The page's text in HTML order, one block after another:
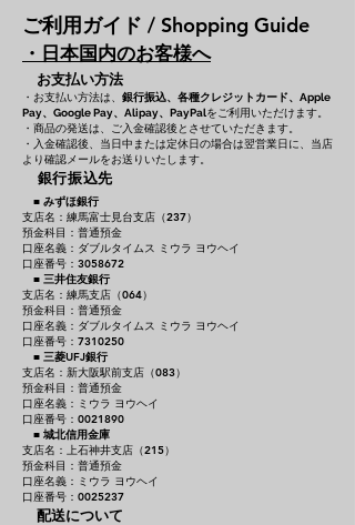
ご利用ガイド / Shopping Guide
・日本国内のお客様へ
お支払い方法
・お支払い方法は、 銀行振込、各種クレジットカード、 Apple
Pay、Google Pay、Alipay、PayPalをご利用いただけます。
・商品の発送は、ご入金確認後とさせていただきます。
・入金確認後、当日中または定休日の場合は翌営業日に、当店
より確認メールをお送りいたします。
銀行振込先
■ みずほ銀行
支店名：練馬富士見台支店（237）
預金科目：普通預金
口座名義：ダブルタイムス ミウラ ヨウヘイ
口座番号：3058672
■ 三井住友銀行
支店名：練馬支店（064）
預金科目：普通預金
口座名義：ダブルタイムス ミウラ ヨウヘイ
口座番号：7310250
■ 三菱UFJ銀行
支店名：新大阪駅前支店（083）
預金科目：普通預金
口座名義：ミウラ ヨウヘイ
口座番号：0021890
■ 城北信用金庫
支店名：上石神井支店（215）
預金科目：普通預金
口座名義：ミウラ ヨウヘイ
口座番号：0025237
配送について